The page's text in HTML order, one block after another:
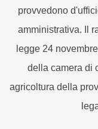
provvedono
amministrativa. Il
legge 24
della camera di
agricoltura della